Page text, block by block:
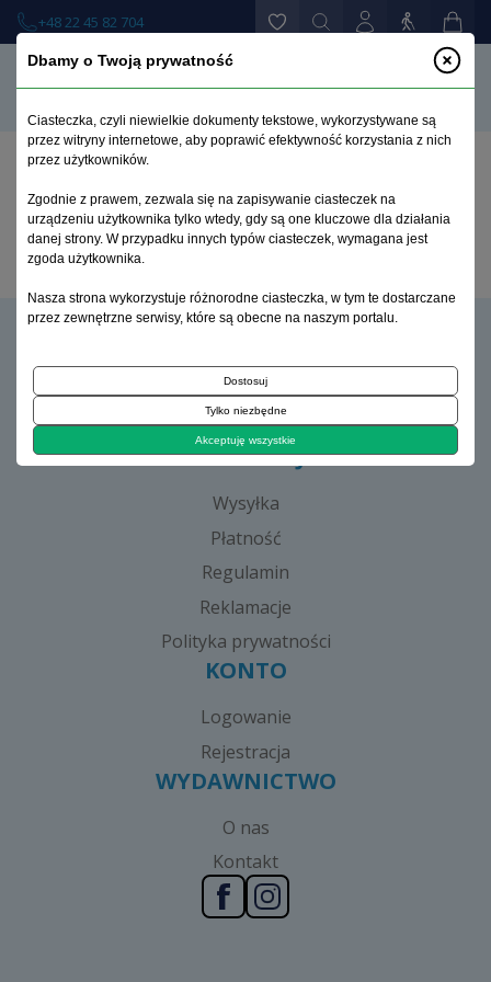
+48 22 45 82 704
Brak produktów
INFORMACJE
Wysyłka
Płatność
Regulamin
Reklamacje
Polityka prywatności
KONTO
Logowanie
Rejestracja
WYDAWNICTWO
O nas
Kontakt
Dbamy o Twoją prywatność
Ciasteczka, czyli niewielkie dokumenty tekstowe, wykorzystywane są
przez witryny internetowe, aby poprawić efektywność korzystania z nich
przez użytkowników.
Zgodnie z prawem, zezwala się na zapisywanie ciasteczek na
urządzeniu użytkownika tylko wtedy, gdy są one kluczowe dla działania
danej strony. W przypadku innych typów ciasteczek, wymagana jest
zgoda użytkownika.
Nasza strona wykorzystuje różnorodne ciasteczka, w tym te dostarczane
przez zewnętrzne serwisy, które są obecne na naszym portalu.
Dostosuj
Tylko niezbędne
Akceptuję wszystkie